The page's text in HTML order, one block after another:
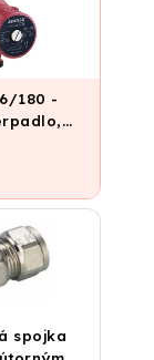
6/180 -
spojka